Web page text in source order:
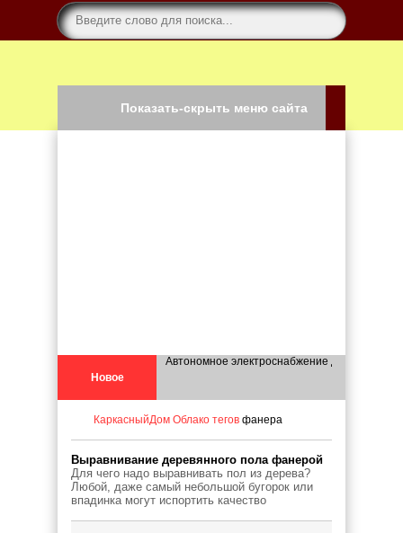
Показать-скрыть меню сайта
Новое
Каркасные дома: Современное решение для
Удаление железа из воды: Эффективные
КаркасныйДом Облако тегов фанера
Выравнивание деревянного пола фанерой
Для чего надо выравнивать пол из дерева?
Любой, даже самый небольшой бугорок или
впадинка могут испортить качество